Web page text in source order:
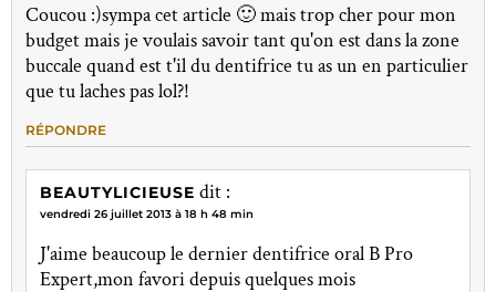
Coucou :)sympa cet article 🙂 mais trop cher pour mon
budget mais je voulais savoir tant qu'on est dans la zone
buccale quand est t'il du dentifrice tu as un en particulier
que tu laches pas lol?!
RÉPONDRE
BEAUTYLICIEUSE dit :
vendredi 26 juillet 2013 à 18 h 48 min
J'aime beaucoup le dernier dentifrice oral B Pro
Expert,mon favori depuis quelques mois